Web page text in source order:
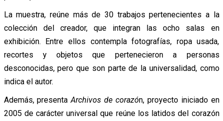
La muestra, reúne más de 30 trabajos pertenecientes a la
colección del creador, que integran las ocho salas en
exhibición. Entre ellos contempla fotografías, ropa usada,
recortes y objetos que pertenecieron a personas
desconocidas, pero que son parte de la universalidad, como
indica el autor.
Además, presentaArchivos de corazón, proyecto iniciado en
2005 de carácter universal que reúne los latidos del corazón